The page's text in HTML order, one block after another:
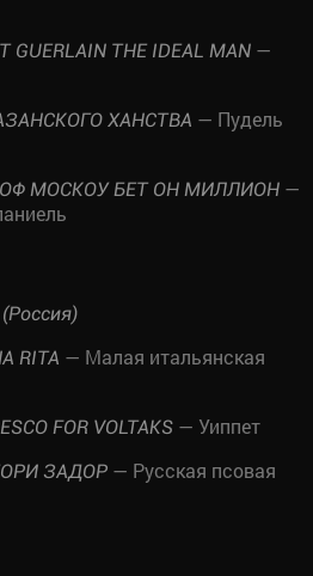
GUERLAIN THE IDEAL MAN —
ХАНСТВА — Пудель
МОСКОУ БЕТ ОН МИЛЛИОН —
RITA — Малая итальянская
FOR VOLTAKS — Уиппет
ЗАДОР — Русская псовая